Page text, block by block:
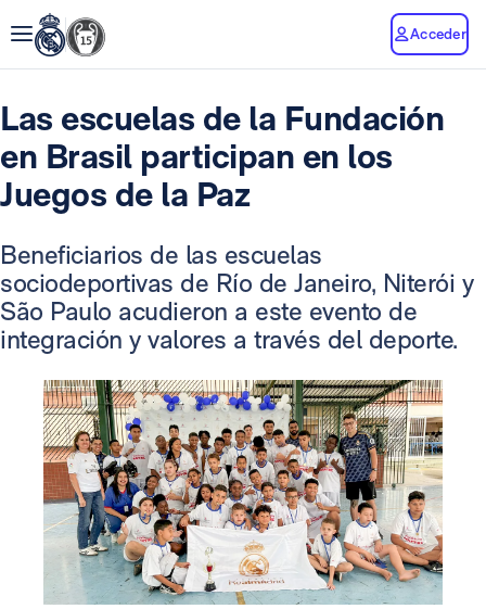
Acceder
Las escuelas de la Fundación
en Brasil participan en los
Juegos de la Paz
Beneficiarios de las escuelas
sociodeportivas de Río de Janeiro, Niterói y
São Paulo acudieron a este evento de
integración y valores a través del deporte.